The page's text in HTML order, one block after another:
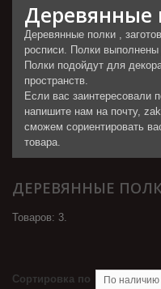
Деревянные
Деревянные полки ,
росписи. Полки
Полки подойдут для
пространств.
Если вас заинтересовали
напишите нам на почту,
сможем сориентировать
товара.
ДЕРЕВЯННЫЕ
Товаров: 3.
Сортировка по По наличию